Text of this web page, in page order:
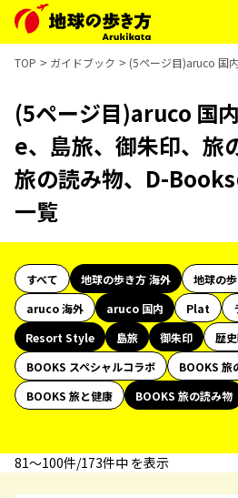
TOP ガイドブック (5ページ目)aruco 国
(5ページ目)aruco 国
e、島旅、御朱印、旅
旅の読み物、D-
一覧
すべて 地球の歩き方 海外
地球の
aruco 海外
aruco 国内 Plat
Resort Style
島旅 御朱印 歴
BOOKS スペシャルコラボ
BOOKS 旅
BOOKS 旅と健康
BOOKS 旅の読み物
81〜100件/173件中 を表示